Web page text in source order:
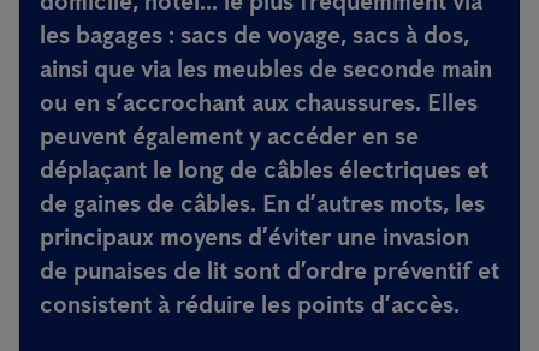
les bagages : sacs de voyage, sacs à dos,
ainsi que via les meubles de seconde main
ou en s’accrochant aux chaussures. Elles
peuvent également y accéder en se
déplaçant le long de câbles électriques et
de gaines de câbles. En d’autres mots, les
principaux moyens d’éviter une invasion
de punaises de lit sont d’ordre préventif et
consistent à réduire les points d’accès.